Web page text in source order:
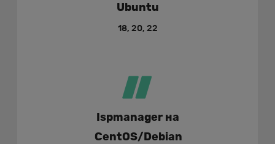
Ubuntu
18, 20, 22
Ispmanager на
CentOS/Debian